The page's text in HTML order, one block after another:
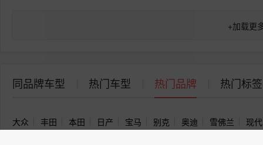
+加载更
同品牌车型 热门车型 热门品牌 热门标签
大众 丰田 本田 日产 宝马 别克 奥迪 雪佛兰
现代